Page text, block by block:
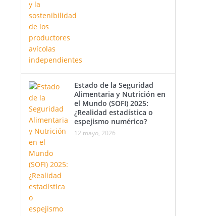
Estado de la Seguridad
Alimentaria y Nutrición en
el Mundo (SOFI) 2025:
¿Realidad estadística o
espejismo numérico?
12 mayo, 2026